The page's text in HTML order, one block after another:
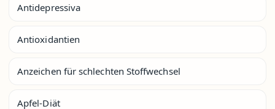
Antidepressiva
Antioxidantien
Anzeichen für schlechten Stoffwechsel
Apfel-Diät